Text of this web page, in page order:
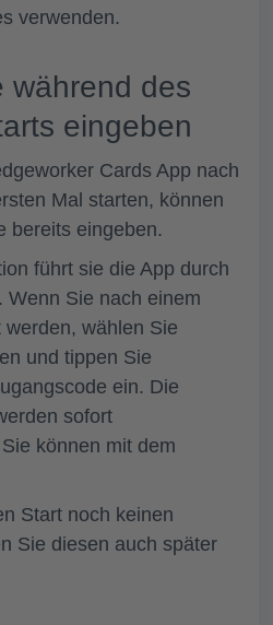
verwenden.
während des
eingeben
Cards App nach
Mal starten, können
bereits eingeben.
führt sie die App durch
Wenn Sie nach einem
wählen Sie
und tippen Sie
ein. Die
sofort
können mit dem
Start noch keinen
Sie diesen auch später